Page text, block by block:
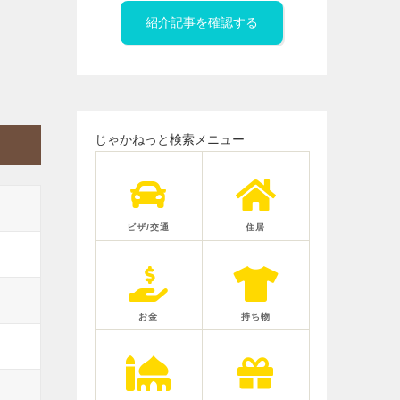
紹介記事を確認する
じゃかねっと検索メニュー
ビザ/交通 住居
お金 持ち物